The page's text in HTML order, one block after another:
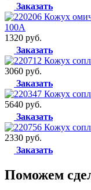
Заказать
100А
1320 руб.
Заказать
3060 руб.
Заказать
5640 руб.
Заказать
2330 руб.
Заказать
Поможем